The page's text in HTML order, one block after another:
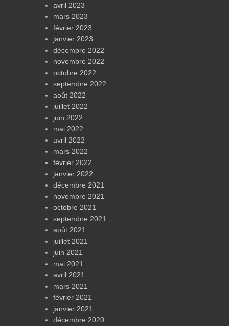
avril 2023
mars 2023
février 2023
janvier 2023
décembre 2022
novembre 2022
octobre 2022
septembre 2022
août 2022
juillet 2022
juin 2022
mai 2022
avril 2022
mars 2022
février 2022
janvier 2022
décembre 2021
novembre 2021
octobre 2021
septembre 2021
août 2021
juillet 2021
juin 2021
mai 2021
avril 2021
mars 2021
février 2021
janvier 2021
décembre 2020